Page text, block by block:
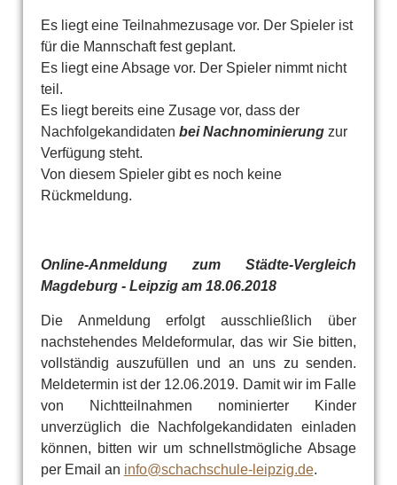
Es liegt eine Teilnahmezusage vor. Der Spieler ist
für die Mannschaft fest geplant.
Es liegt eine Absage vor. Der Spieler nimmt nicht
teil.
Es liegt bereits eine Zusage vor, dass der
Nachfolgekandidaten bei Nachnominierungzur
Verfügung steht.
Von diesem Spieler gibt es noch keine
Rückmeldung.
Online-Anmeldung zum Städte-Vergleich
Magdeburg - Leipzig am 18.06.2018
Die Anmeldung erfolgt ausschließlich über
nachstehendes Meldeformular, das wir Sie bitten,
vollständig auszufüllen und an uns zu senden.
Meldetermin ist der 12.06.2019. Damit wir im Falle
von Nichtteilnahmen nominierter Kinder
unverzüglich die Nachfolgekandidaten einladen
können, bitten wir um schnellstmögliche Absage
per Email an info@schachschule-leipzig.de.